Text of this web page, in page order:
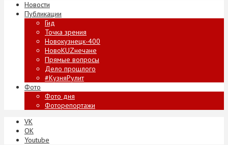
Новости
Публикации
Гид
Точка зрения
Новокузнецк-400
НовоKUZнечане
Прямые вопросы
Дело прошлого
#КузняРулит
Фото
Фото дня
Фоторепортажи
VK
ОК
Youtube